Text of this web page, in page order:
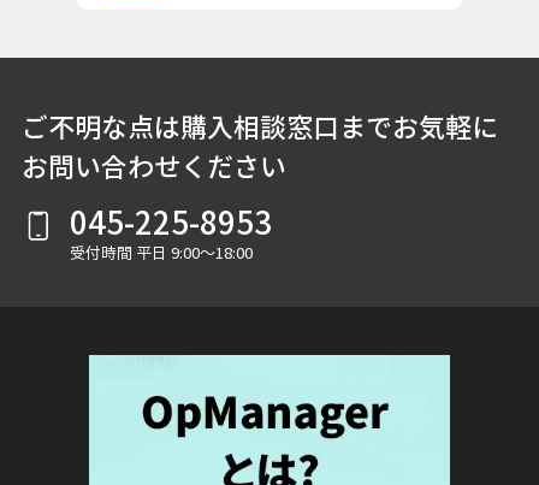
ご不明な点は購入相談窓口までお気軽に
お問い合わせください
045-225-8953
受付時間 平日 9:00～18:00